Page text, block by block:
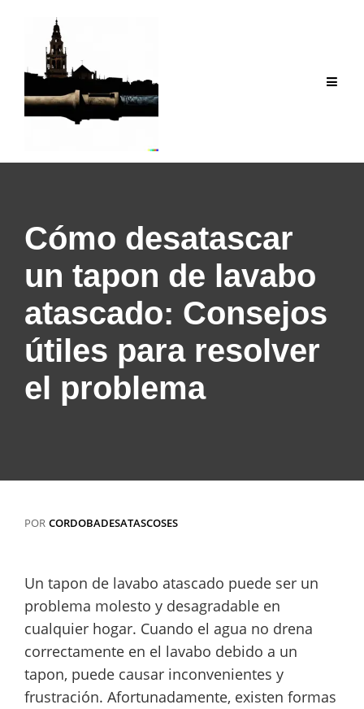
contenido
Cómo desatascar
un tapon de lavabo
atascado: Consejos
útiles para resolver
el problema
POR CORDOBADESATASCOSES
Un tapon de lavabo atascado puede ser un
problema molesto y desagradable en
cualquier hogar. Cuando el agua no drena
correctamente en el lavabo debido a un
tapon, puede causar inconvenientes y
frustración. Afortunadamente, existen formas